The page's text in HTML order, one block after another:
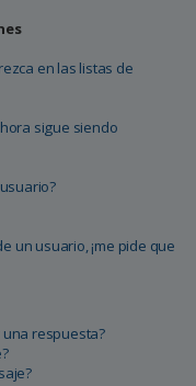
en las listas de
sigue siendo
un usuario, ¡me pide que
respuesta?